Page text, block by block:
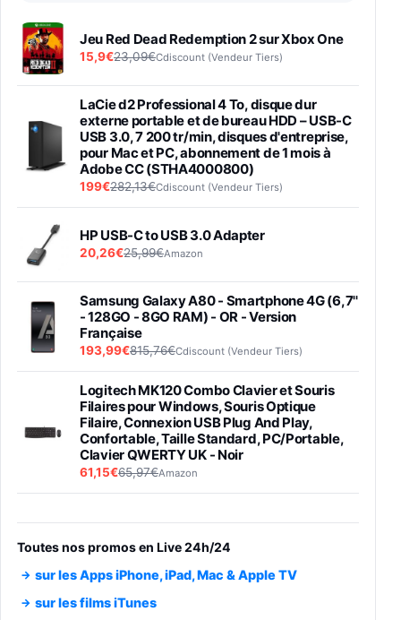
Jeu Red Dead Redemption 2 sur Xbox One
15,9€23,09€Cdiscount (Vendeur Tiers)
LaCie d2 Professional 4 To, disque dur
externe portable et de bureau HDD – USB-C
USB 3.0, 7 200 tr/min, disques d'entreprise,
pour Mac et PC, abonnement de 1 mois à
Adobe CC (STHA4000800)
199€282,13€Cdiscount (Vendeur Tiers)
HP USB-C to USB 3.0 Adapter
20,26€25,99€Amazon
Samsung Galaxy A80 - Smartphone 4G (6,7''
- 128GO - 8GO RAM) - OR - Version
Française
193,99€815,76€Cdiscount (Vendeur Tiers)
Logitech MK120 Combo Clavier et Souris
Filaires pour Windows, Souris Optique
Filaire, Connexion USB Plug And Play,
Confortable, Taille Standard, PC/Portable,
Clavier QWERTY UK - Noir
61,15€65,97€Amazon
entraénement direct 3 vitesses (33-45-78
trs/min) avec pre-ampli intégré et port USB
Smartphone SAMSUNG Galaxy S26 Ultra
Toutes nos promos en Live 24h/24
sur les Apps iPhone, iPad, Mac & Apple TV
sur les films iTunes